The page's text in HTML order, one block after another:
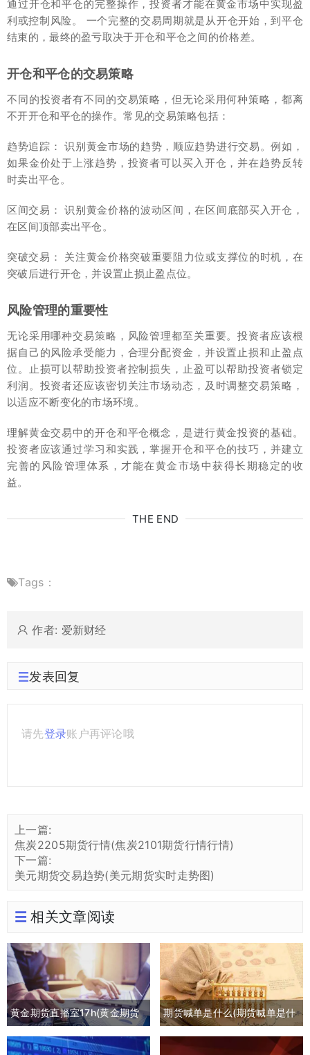
通过开仓和平仓的完整操作，投资者才能在黄金市场中实现盈
利或控制风险。 一个完整的交易周期就是从开仓开始，到平仓
结束的，最终的盈亏取决于开仓和平仓之间的价格差。
开仓和平仓的交易策略
不同的投资者有不同的交易策略，但无论采用何种策略，都离
不开开仓和平仓的操作。常见的交易策略包括：
趋势追踪： 识别黄金市场的趋势，顺应趋势进行交易。例如，
如果金价处于上涨趋势，投资者可以买入开仓，并在趋势反转
时卖出平仓。
区间交易： 识别黄金价格的波动区间，在区间底部买入开仓，
在区间顶部卖出平仓。
突破交易： 关注黄金价格突破重要阻力位或支撑位的时机，在
突破后进行开仓，并设置止损止盈点位。
风险管理的重要性
无论采用哪种交易策略，风险管理都至关重要。投资者应该根
据自己的风险承受能力，合理分配资金，并设置止损和止盈点
位。止损可以帮助投资者控制损失，止盈可以帮助投资者锁定
利润。投资者还应该密切关注市场动态，及时调整交易策略，
以适应不断变化的市场环境。
理解黄金交易中的开仓和平仓概念，是进行黄金投资的基础。
投资者应该通过学习和实践，掌握开仓和平仓的技巧，并建立
完善的风险管理体系，才能在黄金市场中获得长期稳定的收
益。
THE END
Tags：
作者: 爱新财经
发表回复
请先登录账户再评论哦
上一篇:
焦炭2205期货行情(焦炭2101期货行情行情)
下一篇:
美元期货交易趋势(美元期货实时走势图)
相关文章阅读
黄金期货直播室17h(黄金期货
喊单直播间外汇直播)
期货喊单是什么(期货喊单是什
么意思)